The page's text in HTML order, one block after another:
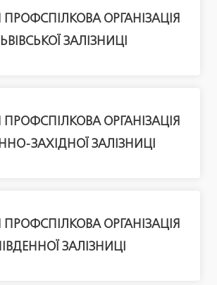
ОРГАНІЗАЦІЯ
ЗАЛІЗНИЦІ
ОРГАНІЗАЦІЯ
ЗАХІДНОЇ ЗАЛІЗНИЦІ
ОРГАНІЗАЦІЯ
ЗАЛІЗНИЦІ